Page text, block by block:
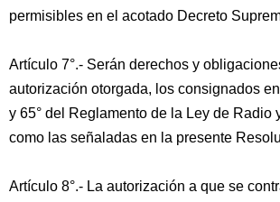
permisibles en el acotado Decreto
Artículo 7°.- Serán derechos y
autorización otorgada, los consignados
y 65° del Reglamento de la Ley de Radio
como las señaladas en la presente
Artículo 8°.- La autorización a que se